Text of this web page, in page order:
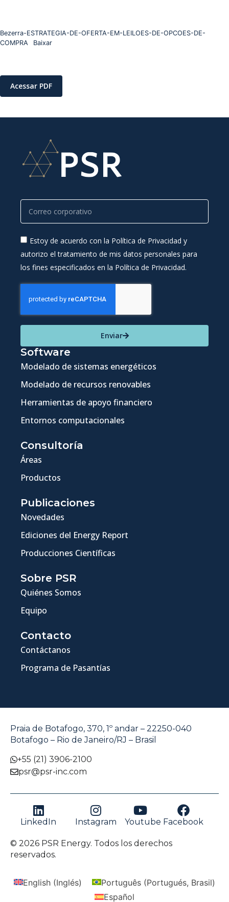
Bezerra-ESTRATEGIA-DE-OFERTA-EM-LEILOES-DE-OPCOES-DE-
COMPRA
Baixar
Acessar PDF
Estoy de acuerdo con la Política de Privacidad y
autorizo el tratamiento de mis datos personales para
los fines especificados en la Política de Privacidad.
Enviar
Software
Modelado de sistemas energéticos
Modelado de recursos renovables
Herramientas de apoyo financiero
Entornos computacionales
Consultoría
Áreas
Productos
Publicaciones
Novedades
Ediciones del Energy Report
Producciones Científicas
Sobre PSR
Quiénes Somos
Equipo
Contacto
Contáctanos
Programa de Pasantías
Praia de Botafogo, 370, 1º andar – 22250-040
Botafogo – Rio de Janeiro/RJ – Brasil
+55 (21) 3906-2100
psr@psr-inc.com
LinkedIn Instagram Youtube Facebook
© 2026 PSR Energy. Todos los derechos
reservados.
English (Inglés) Português (Portugués, Brasil)
Español